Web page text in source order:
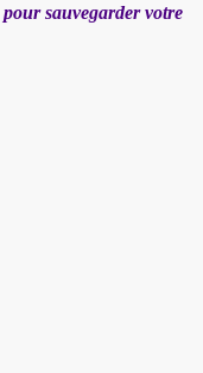
pour sauvegarder votre